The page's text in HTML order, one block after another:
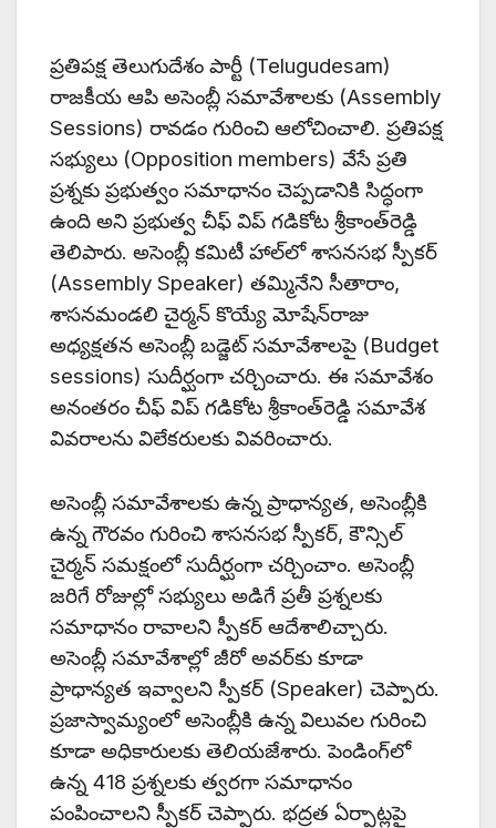
ప్రతిపక్ష తెలుగుదేశం పార్టీ (Telugudesam)
రాజకీయ ఆపి అసెంబ్లీ సమావేశాలకు (Assembly
Sessions) రావడం గురించి ఆలోచించాలి. ప్రతిపక్ష
సభ్యులు (Opposition members) వేసే ప్రతి
ప్రశ్నకు ప్రభుత్వం సమాధానం చెప్పడానికి సిద్ధంగా
ఉంది అని ప్రభుత్వ చీఫ్‌ విప్‌ గడికోట శ్రీకాంత్‌రెడ్డి
తెలిపారు. అసెంబ్లీ కమిటీ హాల్‌లో శాసనసభ స్పీకర్‌
(Assembly Speaker) తమ్మినేని సీతారాం,
శాసనమండలి చైర్మన్‌ కొయ్యే మోషేన్‌రాజు
అధ్య‌క్ష‌త‌న‌ అసెంబ్లీ బడ్జెట్‌ సమావేశాలపై (Budget
sessions) సుదీర్ఘంగా చర్చించారు. ఈ సమావేశం
అనంతరం చీఫ్‌ విప్‌ గడికోట శ్రీకాంత్‌రెడ్డి సమావేశ
వివరాలను విలేకరులకు వివరించారు.
అసెంబ్లీ సమావేశాలకు ఉన్న ప్రాధాన్యత, అసెంబ్లీకి
ఉన్న గౌరవం గురించి శాసనసభ స్పీకర్, కౌన్సిల్‌
చైర్మన్‌ సమక్షంలో సుదీర్ఘంగా చర్చించాం. అసెంబ్లీ
జరిగే రోజుల్లో సభ్యులు అడిగే ప్రతీ ప్రశ్నలకు
సమాధానం రావాలని స్పీకర్‌ ఆదేశాలిచ్చారు.
అసెంబ్లీ సమావేశాల్లో జీరో అవర్‌కు కూడా
ప్రాధాన్యత ఇవ్వాలని స్పీకర్ (Speaker) చెప్పారు.
ప్రజాస్వామ్యంలో అసెంబ్లీకి ఉన్న విలువల గురించి
కూడా అధికారులకు తెలియజేశారు. పెండింగ్‌లో
ఉన్న 418 ప్రశ్నలకు త్వరగా సమాధానం
పంపించాలని స్పీకర్ చెప్పారు. భద్రత ఏర్పాట్లపై